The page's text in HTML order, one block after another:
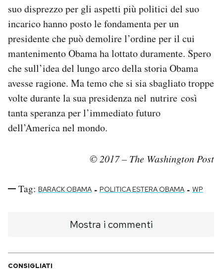
suo disprezzo per gli aspetti più politici del suo
incarico hanno posto le fondamenta per un
presidente che può demolire l’ordine per il cui
mantenimento Obama ha lottato duramente. Spero
che sull’idea del lungo arco della storia Obama
avesse ragione. Ma temo che si sia sbagliato troppe
volte durante la sua presidenza nel nutrire così
tanta speranza per l’immediato futuro
dell’America nel mondo.
© 2017 – The Washington Post
Tag: BARACK OBAMA - POLITICA ESTERA OBAMA - WP
Mostra i commenti
CONSIGLIATI